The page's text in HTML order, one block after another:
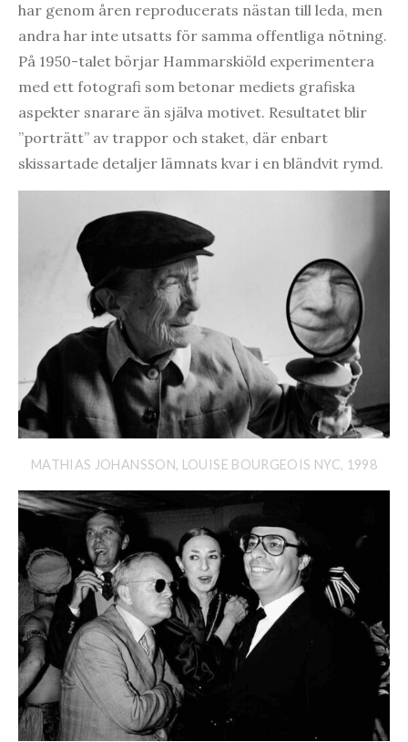
har genom åren reproducerats nästan till leda, men
andra har inte utsatts för samma offentliga nötning.
På 1950-talet börjar Hammarskiöld experimentera
med ett fotografi som betonar mediets grafiska
aspekter snarare än själva motivet. Resultatet blir
”porträtt” av trappor och staket, där enbart
skissartade detaljer lämnats kvar i en bländvit rymd.
MATHIAS JOHANSSON, LOUISE BOURGEOIS NYC, 1998